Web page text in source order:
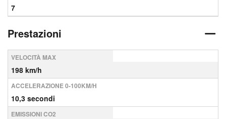
7
Prestazioni
VELOCITÀ MAX
198 km/h
ACCELERAZIONE 0-100KM/H
10,3 secondi
EMISSIONI CO2